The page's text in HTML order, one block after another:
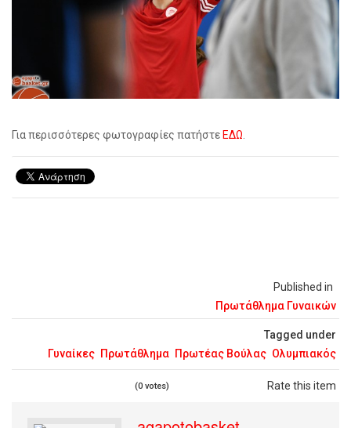
Published in
Πρωτάθλημα Γυναικών
Tagged under
Γυναίκες Πρωτάθλημα Πρωτέας Βούλας Ολυμπιακός
Rate this item
(0 votes)
Για περισσότερες φωτογραφίες πατήστεΕΔΩ